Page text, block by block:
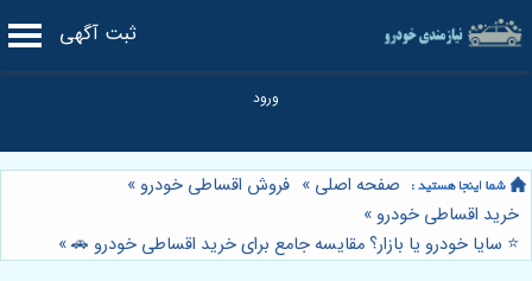
ثبت آگهی
صفحه اصلی » فروش اقساطی خودرو »
خرید اقساطی خودرو »
⭐️ سایا خودرو یا بازار؟ مقایسه جامع برای خرید اقساطی خودرو 🚗»